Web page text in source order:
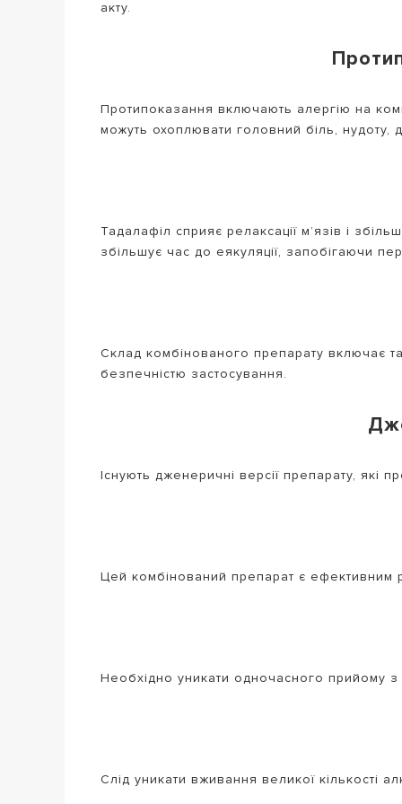
акту.
Протипоказання включають алергію на
можуть охоплювати головний біль, нудоту,
Тадалафіл сприяє релаксації м’язів і
збільшує час до еякуляції, запобігаючи
Склад комбінованого препарату включає
безпечністю застосування.
Існують дженеричні версії препарату, які
Цей комбінований препарат є ефективним
Необхідно уникати одночасного прийому з
Слід уникати вживання великої кількості